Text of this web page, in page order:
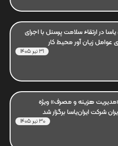
یاسا در ارتقاء سلامت پرسنل با اجرای
عوامل زیان آور محیط کار
31 تیر 1405
هزینه و مصرف» ویژه
شرکت ایران‌یاسا برگزار شد
30 تیر 1405